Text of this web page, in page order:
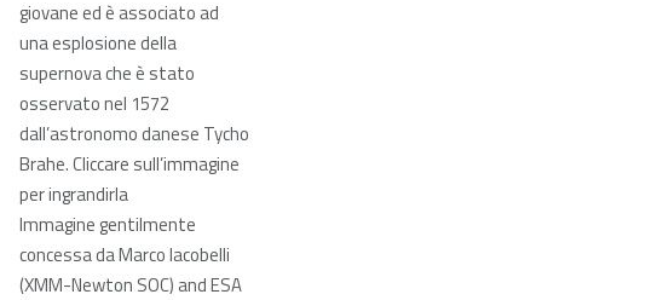
giovane ed è associato ad
una esplosione della
supernova che è stato
osservato nel 1572
dall’astronomo danese Tycho
Brahe. Cliccare sull’immagine
per ingrandirla
Immagine gentilmente
concessa da Marco Iacobelli
(XMM-Newton SOC) and ESA